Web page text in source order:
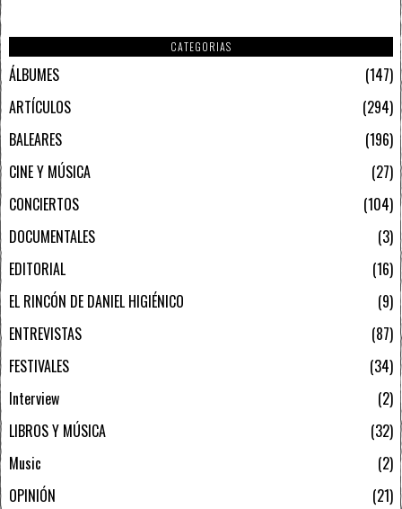
CATEGORIAS
ÁLBUMES
147
ARTÍCULOS
294
BALEARES
196
CINE Y MÚSICA
27
CONCIERTOS
104
DOCUMENTALES
3
EDITORIAL
16
EL RINCÓN DE DANIEL HIGIÉNICO
9
ENTREVISTAS
87
FESTIVALES
34
Interview
2
LIBROS Y MÚSICA
32
Music
2
OPINIÓN
21